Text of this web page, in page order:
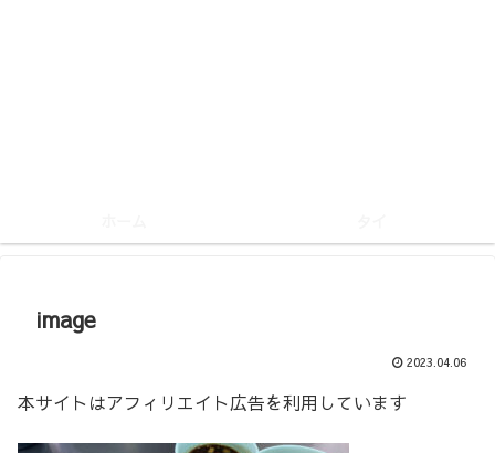
image
2023.04.06
本サイトはアフィリエイト広告を利用しています